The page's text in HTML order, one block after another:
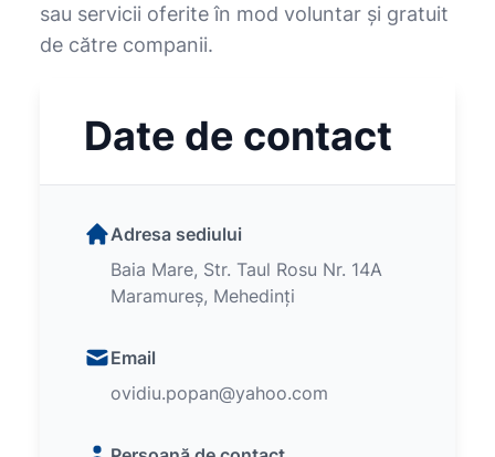
sau servicii oferite în mod voluntar şi gratuit
de către companii.
Date de contact
Adresa sediului
Baia Mare, Str. Taul Rosu Nr. 14A
Maramureș, Mehedinți
Email
ovidiu.popan@yahoo.com